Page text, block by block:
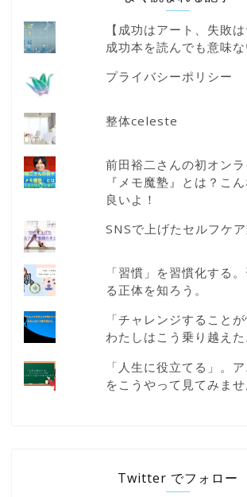
【成功はアート、失敗
成功本を読んでも意味な
プライバシーポリシー
整体celeste
前田裕二さんの初オン
『メモ魔塾』とは？こ
良いよ！
SNSで上げたセルフケ
「習慣」を習慣化する
る正体を知ろう。
「チャレンジすること
わたしはこう乗り越えた
「人生に役立てる」。
をこうやって見てみませ
Twitter でフォロー